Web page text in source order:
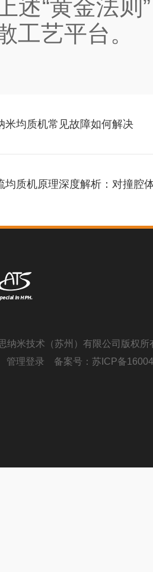
“黄金法则”
工艺平台。
米均质机常见故障如何解决
均质机原理深度解析：对撞腔
纳米技术（苏州）有限公司版权所
管理登录 备案号： 苏ICP备